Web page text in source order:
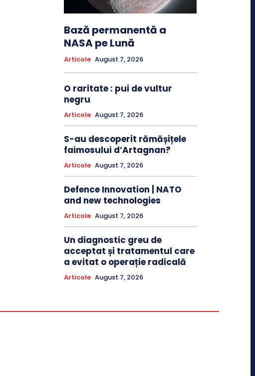
Bază permanentă a
NASA pe Lună
Articole August 7, 2026
O raritate : pui de vultur
negru
Articole August 7, 2026
S-au descoperit rămășițele
faimosului d’Artagnan?
Articole August 7, 2026
Defence Innovation | NATO
and new technologies
Articole August 7, 2026
Un diagnostic greu de
acceptat și tratamentul care
a evitat o operație radicală
Articole August 7, 2026